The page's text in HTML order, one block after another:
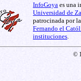
InfoGoya es una
Universidad de
patrocinada por
Fernando el
instituciones
©